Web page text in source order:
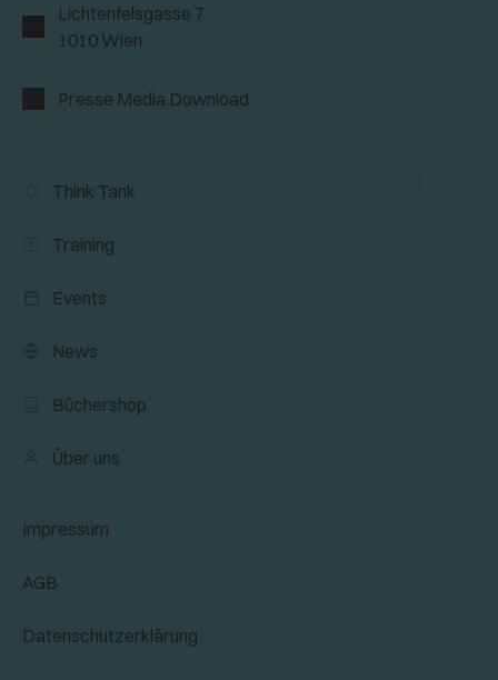
Lichtenfelsgasse 7
1010 Wien
Presse Media Download
Think Tank
Training
Events
News
Büchershop
Über uns
Impressum
AGB
Datenschutzerklärung